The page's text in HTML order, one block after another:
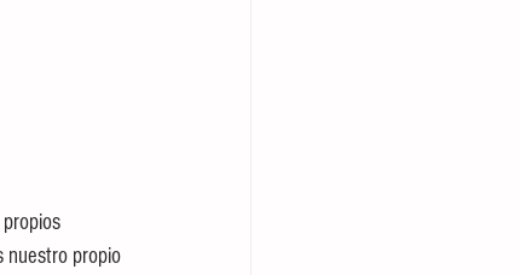
nuestro propio